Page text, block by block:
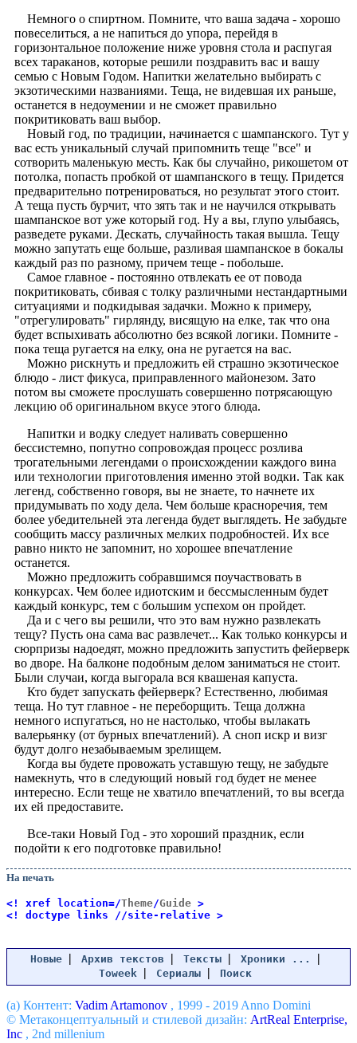
Немного о спиртном. Помните, что ваша задача - хорошо
повеселиться, а не напиться до упора, перейдя в
горизонтальное положение ниже уровня стола и распугая
всех тараканов, которые решили поздравить вас и вашу
семью с Новым Годом. Напитки желательно выбирать с
экзотическими названиями. Теща, не видевшая их раньше,
останется в недоумении и не сможет правильно
покритиковать ваш выбор.
Новый год, по традиции, начинается с шампанского. Тут у
вас есть уникальный случай припомнить теще "все" и
сотворить маленькую месть. Как бы случайно, рикошетом от
потолка, попасть пробкой от шампанского в тещу. Придется
предварительно потренироваться, но результат этого стоит.
А теща пусть бурчит, что зять так и не научился открывать
шампанское вот уже который год. Ну а вы, глупо улыбаясь,
разведете руками. Дескать, случайность такая вышла. Тещу
можно запутать еще больше, разливая шампанское в бокалы
каждый раз по разному, причем теще - побольше.
Самое главное - постоянно отвлекать ее от повода
покритиковать, сбивая с толку различными нестандартными
ситуациями и подкидывая задачки. Можно к примеру,
"отрегулировать" гирлянду, висящую на елке, так что она
будет вспыхивать абсолютно без всякой логики. Помните -
пока теща ругается на елку, она не ругается на вас.
Можно рискнуть и предложить ей страшно экзотическое
блюдо - лист фикуса, приправленного майонезом. Зато
потом вы сможете прослушать совершенно потрясающую
лекцию об оригинальном вкусе этого блюда.
Напитки и водку следует наливать совершенно
бессистемно, попутно сопровождая процесс розлива
трогательными легендами о происхождении каждого вина
или технологии приготовления именно этой водки. Так как
легенд, собственно говоря, вы не знаете, то начнете их
придумывать по ходу дела. Чем больше красноречия, тем
более убедительней эта легенда будет выглядеть. Не забудьте
сообщить массу различных мелких подробностей. Их все
равно никто не запомнит, но хорошее впечатление
останется.
Можно предложить собравшимся поучаствовать в
конкурсах. Чем более идиотским и бессмысленным будет
каждый конкурс, тем с большим успехом он пройдет.
Да и с чего вы решили, что это вам нужно развлекать
тещу? Пусть она сама вас развлечет... Как только конкурсы и
сюрпризы надоедят, можно предложить запустить фейерверк
во дворе. На балконе подобным делом заниматься не стоит.
Были случаи, когда выгорала вся квашеная капуста.
Кто будет запускать фейерверк? Естественно, любимая
теща. Но тут главное - не переборщить. Теща должна
немного испугаться, но не настолько, чтобы вылакать
валерьянку (от бурных впечатлений). А сноп искр и визг
будут долго незабываемым зрелищем.
Когда вы будете провожать уставшую тещу, не забудьте
намекнуть, что в следующий новый год будет не менее
интересно. Если теще не хватило впечатлений, то вы всегда
их ей предоставите.
Все-таки Новый Год - это хороший праздник, если
подойти к его подготовке правильно!
На печать
<! xref location=/Theme/Guide >
<! doctype links //site-relative >
Новые | Архив текстов | Тексты | Хроники ... |
Toweek | Сериалы | Поиск
(a) Контент: Vadim Artamonov , 1999 - 2019 Anno Domini
© Метаконцептуальный и стилевой дизайн: ArtReal Enterprise,
Inc , 2nd millenium